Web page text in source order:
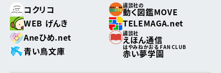
コクリコ
講談社の
動く図鑑MOVE
WEB げんき
TELEMAGA.net
Aneひめ.net
講談社
えほん通信
青い鳥文庫
はやみねかおる FAN CLUB
赤い夢学園